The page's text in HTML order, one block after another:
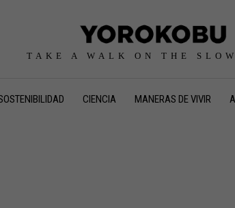
TAKE A WALK ON THE
CIENCIA MANERAS DE VIVIR